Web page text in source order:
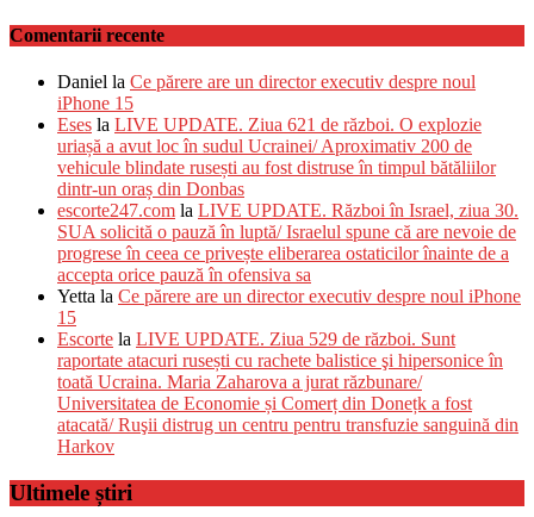
Comentarii recente
Daniel la Ce părere are un director executiv despre noul
iPhone 15
Eses la LIVE UPDATE. Ziua 621 de război. O explozie
uriașă a avut loc în sudul Ucrainei/ Aproximativ 200 de
vehicule blindate rusești au fost distruse în timpul bătăliilor
dintr-un oraș din Donbas
escorte247.com la LIVE UPDATE. Război în Israel, ziua 30.
SUA solicită o pauză în luptă/ Israelul spune că are nevoie de
progrese în ceea ce privește eliberarea ostaticilor înainte de a
accepta orice pauză în ofensiva sa
Yetta la Ce părere are un director executiv despre noul iPhone
15
Escorte la LIVE UPDATE. Ziua 529 de război. Sunt
raportate atacuri rusești cu rachete balistice şi hipersonice în
toată Ucraina. Maria Zaharova a jurat răzbunare/
Universitatea de Economie și Comerț din Donețk a fost
atacată/ Ruşii distrug un centru pentru transfuzie sanguină din
Harkov
Ultimele știri